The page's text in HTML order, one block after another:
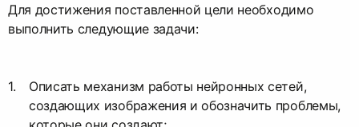
Для достижения поставленной цели необходимо
выполнить следующие задачи:
Описать механизм работы нейронных сетей,
создающих изображения и обозначить проблемы,